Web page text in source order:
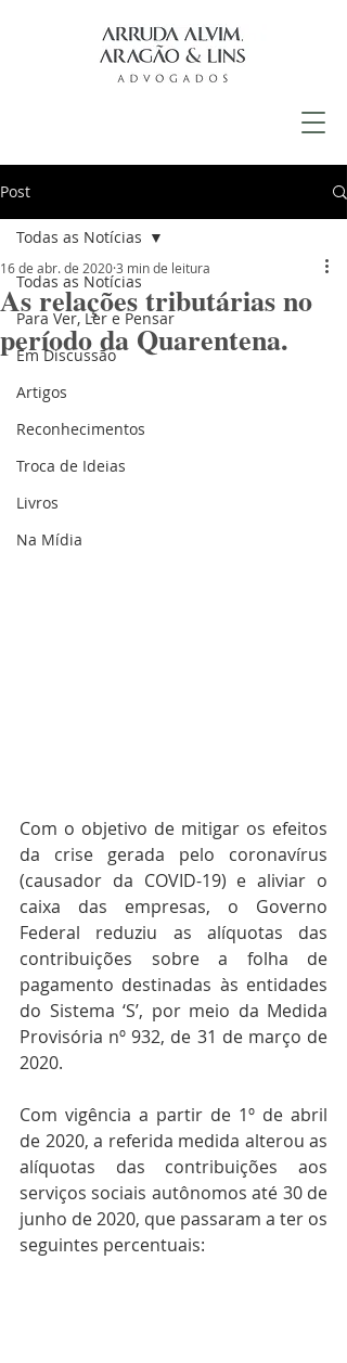
Post
Todas as Notícias
Para Ver, Ler e Pensar
Em Discussão
Artigos
Reconhecimentos
Troca de Ideias
Livros
Na Mídia
Todas as Notícias
As relações tributárias no
período da Quarentena.
16 de abr. de 20203 min de leitura
Com o objetivo de mitigar os efeitos
da crise gerada pelo coronavírus
(causador da COVID-19) e aliviar o
caixa das empresas, o Governo
Federal reduziu as alíquotas das
contribuições sobre a folha de
pagamento destinadas às entidades
do Sistema ‘S’, por meio da Medida
Provisória nº 932, de 31 de março de
2020.
Com vigência a partir de 1º de abril
de 2020, a referida medida alterou as
alíquotas das contribuições aos
serviços sociais autônomos até 30 de
junho de 2020, que passaram a ter os
seguintes percentuais: